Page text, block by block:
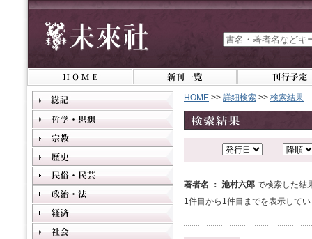
HOME >> 詳細検索 >> 検索結果
著者名 ： 池村六郎 で検索した結
1件目から1件目までを表示して